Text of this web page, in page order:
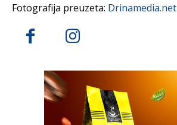
Fotografija preuzeta: Drinamedia.net